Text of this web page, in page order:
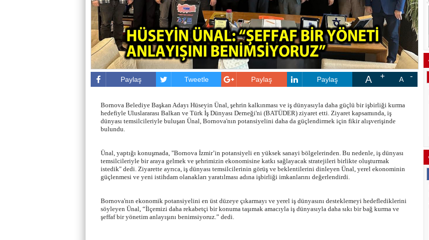
Paylaş Tweetle Paylaş Paylaş A A
Bornova Belediye Başkan Adayı Hüseyin Ünal, şehrin kalkınması ve iş dünyasıyla daha güçlü bir işbirliği kurma
hedefiyle Uluslararası Balkan ve Türk İş Dünyası Derneği'ni (BATÜDER) ziyaret etti. Ziyaret kapsamında, iş
dünyası temsilcileriyle buluşan Ünal, Bornova'nın potansiyelini daha da güçlendirmek için fikir alışverişinde
bulundu.
Ünal, yaptığı konuşmada, "Bornova İzmir’in potansiyeli en yüksek sanayi bölgelerinden. Bu nedenle, iş dünyası
temsilcileriyle bir araya gelmek ve şehrimizin ekonomisine katkı sağlayacak stratejileri birlikte oluşturmak
istedik" dedi. Ziyarette ayrıca, iş dünyası temsilcilerinin görüş ve beklentilerini dinleyen Ünal, yerel ekonominin
güçlenmesi ve yeni istihdam olanakları yaratılması adına işbirliği imkanlarını değerlendirdi.
Bornova'nın ekonomik potansiyelini en üst düzeye çıkarmayı ve yerel iş dünyasını desteklemeyi hedeflediklerini
söyleyen Ünal, “İlçemizi daha rekabetçi bir konuma taşımak amacıyla iş dünyasıyla daha sıkı bir bağ kurma ve
şeffaf bir yönetim anlayışını benimsiyoruz.” dedi.